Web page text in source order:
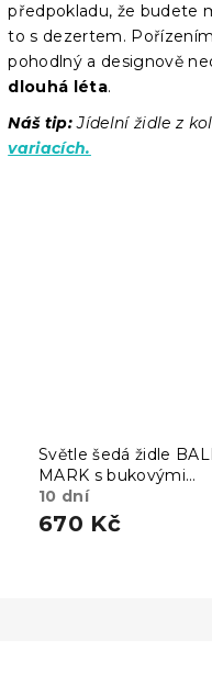
předpokladu, že budete
to s dezertem.
pohodlný a designově
dlouhá léta.
Náš tip:Jídelní židle z
variacích.
Světle šedá židle BALI
MARK s bukovými
nohami
10 dní
670 Kč